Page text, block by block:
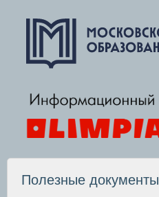
Полезные документы